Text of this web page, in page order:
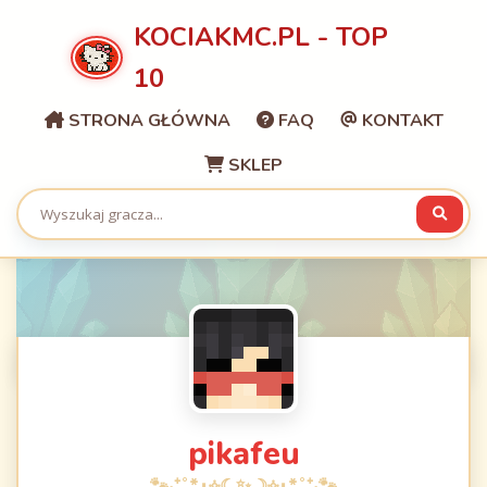
KOCIAKMC.PL - TOP
10
STRONA GŁÓWNA FAQ
KONTAKT
SKLEP
pikafeu